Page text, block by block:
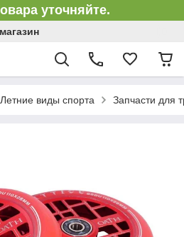
уточняйте.
Летние виды спорта Запчасти для